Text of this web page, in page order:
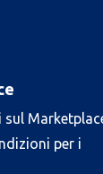
per i